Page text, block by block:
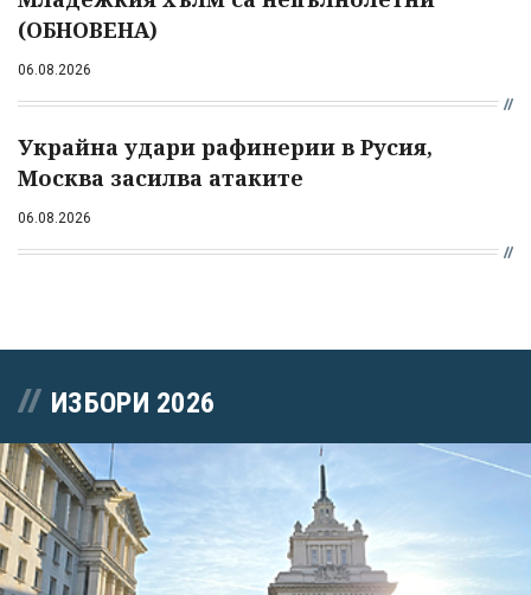
(ОБНОВЕНА)
06.08.2026
Украйна удари рафинерии в Русия,
Москва засилва атаките
06.08.2026
ИЗБОРИ 2026